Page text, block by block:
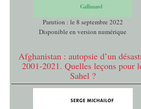
Parution : le 8 septembre 2022
Disponible en version numérique
Afghanistan : autopsie d’un
2001-2021. Quelles leçons pour
Sahel ?